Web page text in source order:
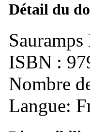
Détail du
ISBN :
Nombre
Langue: